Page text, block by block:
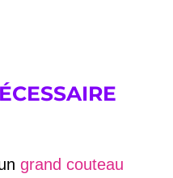
grand couteau